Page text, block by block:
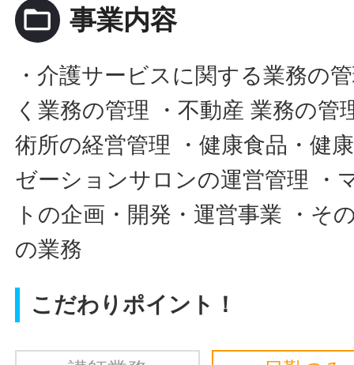
folder_open 事業内容
・介護サービスに関する業務の
く業務の管理 ・不動産 業務の管
術所の経営管理 ・健康食品・健
ゼーションサロンの運営管理 ・
トの企画・開発・運営事業 ・そ
の業務
こだわりポイント！